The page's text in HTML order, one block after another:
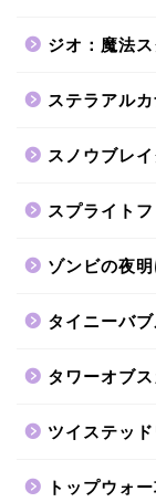
ジオ：魔法
ステラアル
スノウブレ
スプライト
ゾンビの夜
タイニーバ
タワーオブ
ツイステッ
トップウォ